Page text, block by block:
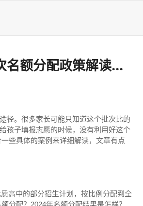
名额分配政策解读...
径。很多家长可能只知道这个批次比的
孩子填报志愿的时候，没有利用好这个
些具体的案例来详细解读，文章有点
高中的部分招生计划，按比例分配到全
分配？2024年名额分配结果是怎样？